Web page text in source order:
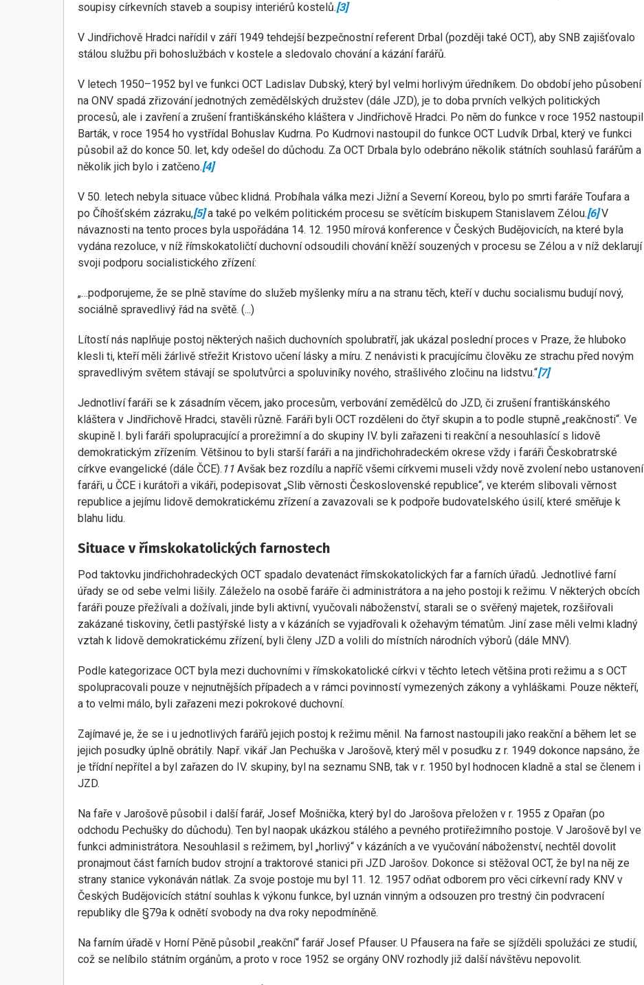
soupisy církevních staveb a soupisy interiérů kostelů.[3]
V Jindřichově Hradci nařídil v září 1949 tehdejší bezpečnostní referent Drbal (později také OCT), aby SNB zajišťovalo
stálou službu při bohoslužbách v kostele a sledovalo chování a kázání farářů.
V letech 1950–1952 byl ve funkci OCT Ladislav Dubský, který byl velmi horlivým úředníkem. Do období jeho působení
na ONV spadá zřizování jednotných zemědělských družstev (dále JZD), je to doba prvních velkých politických
procesů, ale i zavření a zrušení františkánského kláštera v Jindřichově Hradci. Po něm do funkce v roce 1952 nastoupil
Barták, v roce 1954 ho vystřídal Bohuslav Kudrna. Po Kudrnovi nastoupil do funkce OCT Ludvík Drbal, který ve funkci
působil až do konce 50. let, kdy odešel do důchodu. Za OCT Drbala bylo odebráno několik státních souhlasů farářům a
několik jich bylo i zatčeno.[4]
V 50. letech nebyla situace vůbec klidná. Probíhala válka mezi Jižní a Severní Koreou, bylo po smrti faráře Toufara a
po Číhošťském zázraku,[5]a také po velkém politickém procesu se světícím biskupem Stanislavem Zélou.[6]V
návaznosti na tento proces byla uspořádána 14. 12. 1950 mírová konference v Českých Budějovicích, na které byla
vydána rezoluce, v níž římskokatoličtí duchovní odsoudili chování kněží souzených v procesu se Zélou a v níž deklarují
svoji podporu socialistického zřízení:
„…podporujeme, že se plně stavíme do služeb myšlenky míru a na stranu těch, kteří v duchu socialismu budují nový,
sociálně spravedlivý řád na světě. (...)
Lítostí nás naplňuje postoj některých našich duchovních spolubratří, jak ukázal poslední proces v Praze, že hluboko
klesli ti, kteří měli žárlivě střežit Kristovo učení lásky a míru. Z nenávisti k pracujícímu člověku ze strachu před novým
spravedlivým světem stávají se spolutvůrci a spoluviníky nového, strašlivého zločinu na lidstvu.“[7]
Jednotliví faráři se k zásadním věcem, jako procesům, verbování zemědělců do JZD, či zrušení františkánského
kláštera v Jindřichově Hradci, stavěli různě. Faráři byli OCT rozděleni do čtyř skupin a to podle stupně „reakčnosti“. Ve
skupině I. byli faráři spolupracující a prorežimní a do skupiny IV. byli zařazeni ti reakční a nesouhlasící s lidově
demokratickým zřízením. Většinou to byli starší faráři a na jindřichohradeckém okrese vždy i faráři Českobratrské
církve evangelické (dále ČCE). 11 Avšak bez rozdílu a napříč všemi církvemi museli vždy nově zvolení nebo ustanovení
faráři, u ČCE i kurátoři a vikáři, podepisovat „Slib věrnosti Československé republice“, ve kterém slibovali věrnost
republice a jejímu lidově demokratickému zřízení a zavazovali se k podpoře budovatelského úsilí, které směřuje k
blahu lidu.
Situace v římskokatolických farnostech
Pod taktovku jindřichohradeckých OCT spadalo devatenáct římskokatolických far a farních úřadů. Jednotlivé farní
úřady se od sebe velmi lišily. Záleželo na osobě faráře či administrátora a na jeho postoji k režimu. V některých obcích
faráři pouze přežívali a dožívali, jinde byli aktivní, vyučovali náboženství, starali se o svěřený majetek, rozšiřovali
zakázané tiskoviny, četli pastýřské listy a v kázáních se vyjadřovali k ožehavým tématům. Jiní zase měli velmi kladný
vztah k lidově demokratickému zřízení, byli členy JZD a volili do místních národních výborů (dále MNV).
Podle kategorizace OCT byla mezi duchovními v římskokatolické církvi v těchto letech většina proti režimu a s OCT
spolupracovali pouze v nejnutnějších případech a v rámci povinností vymezených zákony a vyhláškami. Pouze někteří,
a to velmi málo, byli zařazeni mezi pokrokové duchovní.
Zajímavé je, že se i u jednotlivých farářů jejich postoj k režimu měnil. Na farnost nastoupili jako reakční a během let se
jejich posudky úplně obrátily. Např. vikář Jan Pechuška v Jarošově, který měl v posudku z r. 1949 dokonce napsáno, že
je třídní nepřítel a byl zařazen do IV. skupiny, byl na seznamu SNB, tak v r. 1950 byl hodnocen kladně a stal se členem i
JZD.
Na faře v Jarošově působil i další farář, Josef Mošnička, který byl do Jarošova přeložen v r. 1955 z Opařan (po
odchodu Pechušky do důchodu). Ten byl naopak ukázkou stálého a pevného protiřežimního postoje. V Jarošově byl ve
funkci administrátora. Nesouhlasil s režimem, byl „horlivý“ v kázáních a ve vyučování náboženství, nechtěl dovolit
pronajmout část farních budov strojní a traktorové stanici při JZD Jarošov. Dokonce si stěžoval OCT, že byl na něj ze
strany stanice vykonáván nátlak. Za svoje postoje mu byl 11. 12. 1957 odňat odborem pro věci církevní rady KNV v
Českých Budějovicích státní souhlas k výkonu funkce, byl uznán vinným a odsouzen pro trestný čin podvracení
republiky dle §79a k odnětí svobody na dva roky nepodmíněně.
Na farním úřadě v Horní Pěně působil „reakční“ farář Josef Pfauser. U Pfausera na faře se sjížděli spolužáci ze studií,
což se nelíbilo státním orgánům, a proto v roce 1952 se orgány ONV rozhodly již další návštěvu nepovolit.